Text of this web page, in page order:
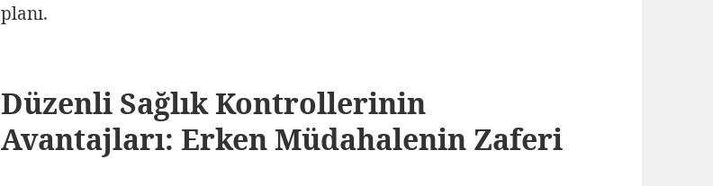
planı.
Düzenli Sağlık Kontrollerinin
Avantajları: Erken Müdahalenin Zaferi